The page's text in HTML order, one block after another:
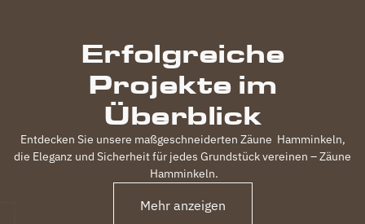
Einfahrtstor
und 2
Gartentüren,
waren
120m
Zaun in 3
Tagen
Erfolgreiche
Projekte im
Überblick
Entdecken Sie unsere maßgeschneiderten Zäune Hamminkeln,
die Eleganz und Sicherheit für jedes Grundstück vereinen – Zäune
Hamminkeln.
Mehr anzeigen